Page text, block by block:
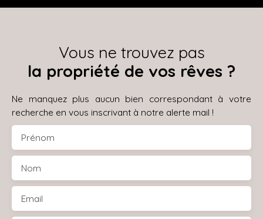
Vous ne trouvez pas
la propriété de vos rêves ?
Ne manquez plus aucun bien correspondant à votre
recherche en vous inscrivant à notre alerte mail !
Prénom
Nom
Email